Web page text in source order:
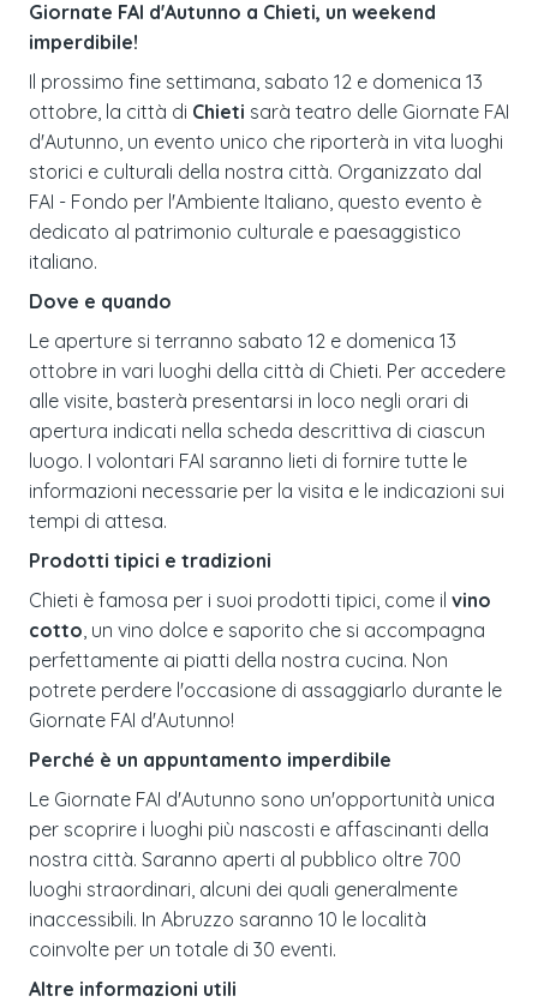
Giornate FAI d'Autunno a Chieti, un weekend
imperdibile!
Il prossimo fine settimana, sabato 12 e domenica 13
ottobre, la città di Chieti sarà teatro delle Giornate FAI
d'Autunno, un evento unico che riporterà in vita luoghi
storici e culturali della nostra città. Organizzato dal
FAI - Fondo per l'Ambiente Italiano, questo evento è
dedicato al patrimonio culturale e paesaggistico
italiano.
Dove e quando
Le aperture si terranno sabato 12 e domenica 13
ottobre in vari luoghi della città di Chieti. Per accedere
alle visite, basterà presentarsi in loco negli orari di
apertura indicati nella scheda descrittiva di ciascun
luogo. I volontari FAI saranno lieti di fornire tutte le
informazioni necessarie per la visita e le indicazioni sui
tempi di attesa.
Prodotti tipici e tradizioni
Chieti è famosa per i suoi prodotti tipici, come il vino
cotto , un vino dolce e saporito che si accompagna
perfettamente ai piatti della nostra cucina. Non
potrete perdere l'occasione di assaggiarlo durante le
Giornate FAI d'Autunno!
Perché è un appuntamento imperdibile
Le Giornate FAI d'Autunno sono un'opportunità unica
per scoprire i luoghi più nascosti e affascinanti della
nostra città. Saranno aperti al pubblico oltre 700
luoghi straordinari, alcuni dei quali generalmente
inaccessibili. In Abruzzo saranno 10 le località
coinvolte per un totale di 30 eventi.
Altre informazioni utili